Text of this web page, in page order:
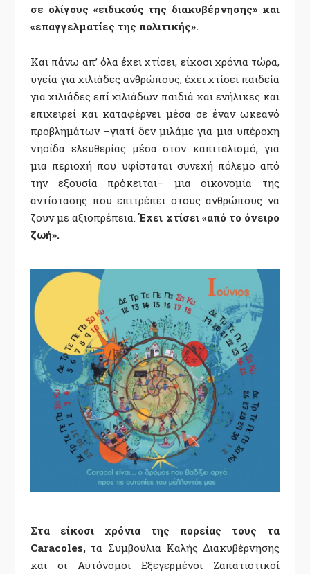
σε ολίγους «ειδικούς της διακυβέρνησης» και
«επαγγελματίες της πολιτικής».
Και πάνω απ’ όλα έχει χτίσει, είκοσι χρόνια τώρα,
υγεία για χιλιάδες ανθρώπους, έχει χτίσει παιδεία
για χιλιάδες επί χιλιάδων παιδιά και ενήλικες και
επιχειρεί και καταφέρνει μέσα σε έναν ωκεανό
προβλημάτων –γιατί δεν μιλάμε για μια υπέροχη
νησίδα ελευθερίας μέσα στον καπιταλισμό, για
μια περιοχή που υφίσταται συνεχή πόλεμο από
την εξουσία πρόκειται– μια οικονομία της
αντίστασης που επιτρέπει στους ανθρώπους να
ζουν με αξιοπρέπεια.Έχει χτίσει «από το όνειρο
ζωή».
Στα είκοσι χρόνια της πορείας τους τα
Caracoles, τα Συμβούλια Καλής Διακυβέρνησης
και οι Αυτόνομοι Εξεγερμένοι Ζαπατιστικοί